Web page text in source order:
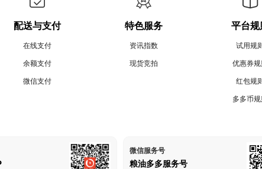
配送与支付
在线支付
余额支付
微信支付
特色服务
资讯指数
现货竞拍
平台规
试用规
优惠券规
红包规
多多币规
微信服务号
粮油多多服务号